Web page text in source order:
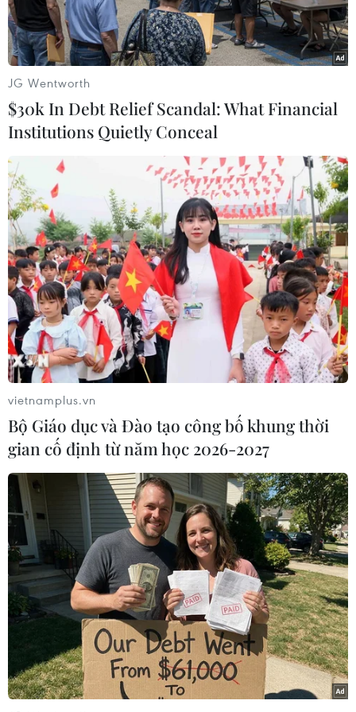
Tiền đạo Irfan Bachdim (phải), đội Indonesia trong pha tranh
bóng với cầu thủ Kovanh Namthavixay, đội Lào. (Ảnh:
AFP/TTXVN)
Tiền đạo Irfan Bachdim đã gặp phải một chấn
thương nặng trong buổi tập mới đây của đội
tuyển Indonesia, theo đó anh sẽ phải sớm nói
lời từ biệt với giải vô địch bóng đá Đông Nam Á
(AFF Suzuki Cup) 2016.
Phát biểu trước báo giới ngày 15/11, huấn luyện
viên Alfred Riedl của đội tuyển Indonesia nói:
“Bachdim bị chấn thương nghiêm trọng ở chân
và chúng tôi buộc phải để cậu ấy ở nhà. Cậu ấy
cần ít nhất 2 tháng để hồi phục.”
Chiến lược gia người Áo đã ngay lập tức triệu
tập Ferinando Pahabol - cầu thủ hiện đang đầu
quân cho câu lạc bộ Persipura Jayapura - thay
thế Bachdim. Tuy nhiên, đây vẫn được xem là
mất mát lớn đối với chiến thuật của huấn luyện
viên Alfred Riedl.
JG Wentworth
$30k In Debt Relief Scandal: What Financial
Institutions Quietly Conceal
vietnamplus.vn
Bộ Giáo dục và Đào tạo công bố khung thời
gian cố định từ năm học 2026-2027